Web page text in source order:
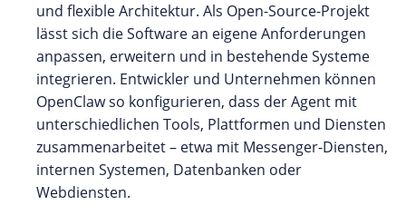
und flexible Architektur. Als Open-Source-Projekt
lässt sich die Software an eigene Anforderungen
anpassen, erweitern und in bestehende Systeme
integrieren. Entwickler und Unternehmen können
OpenClaw so konfigurieren, dass der Agent mit
unterschiedlichen Tools, Plattformen und Diensten
zusammenarbeitet – etwa mit Messenger-Diensten,
internen Systemen, Datenbanken oder
Webdiensten.